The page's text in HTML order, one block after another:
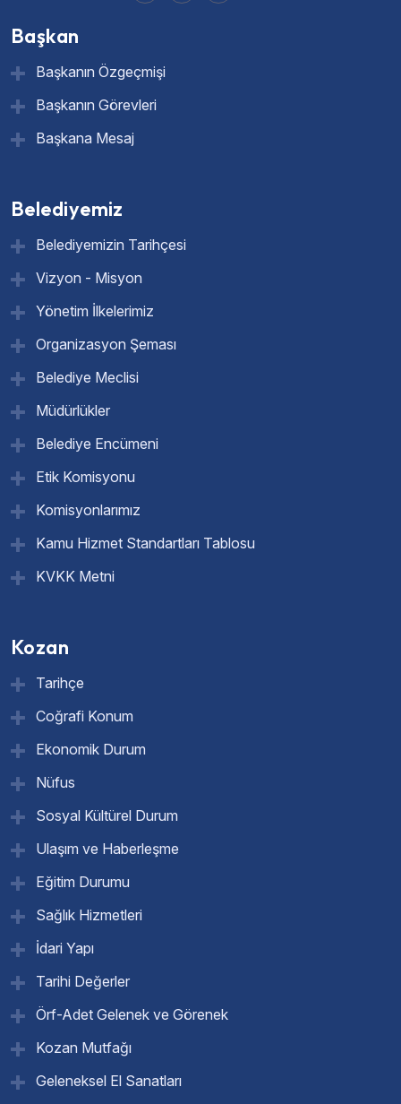
Başkan
Başkanın Özgeçmişi
Başkanın Görevleri
Başkana Mesaj
Belediyemiz
Belediyemizin Tarihçesi
Vizyon - Misyon
Yönetim İlkelerimiz
Organizasyon Şeması
Belediye Meclisi
Müdürlükler
Belediye Encümeni
Etik Komisyonu
Komisyonlarımız
Kamu Hizmet Standartları Tablosu
KVKK Metni
Kozan
Tarihçe
Coğrafi Konum
Ekonomik Durum
Nüfus
Sosyal Kültürel Durum
Ulaşım ve Haberleşme
Eğitim Durumu
Sağlık Hizmetleri
İdari Yapı
Tarihi Değerler
Örf-Adet Gelenek ve Görenek
Kozan Mutfağı
Geleneksel El Sanatları